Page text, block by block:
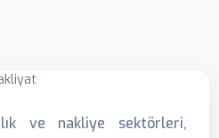
ve nakliye sektörleri,